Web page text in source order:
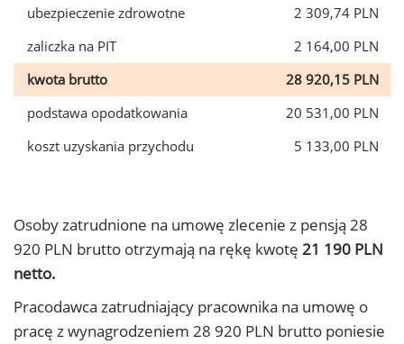
ubezpieczenie zdrowotne
2 309,74 PLN
zaliczka na PIT
2 164,00 PLN
kwota brutto
28 920,15 PLN
podstawa opodatkowania
20 531,00 PLN
koszt uzyskania przychodu
5 133,00 PLN
Osoby zatrudnione na umowę zlecenie z pensją 28
920 PLN brutto otrzymają na rękę kwotę 21 190 PLN
netto.
Pracodawca zatrudniający pracownika na umowę o
pracę z wynagrodzeniem 28 920 PLN brutto poniesie